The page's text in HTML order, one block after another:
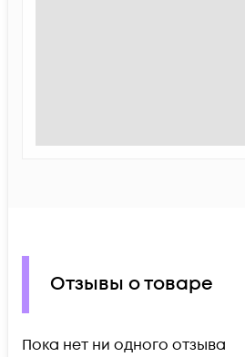
Отзывы о товаре
Пока нет ни одного отзыва